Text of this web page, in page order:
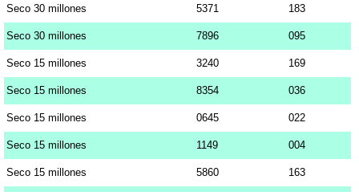
Seco 30 millones 5371 183
Seco 30 millones 7896 095
Seco 15 millones 3240 169
Seco 15 millones 8354 036
Seco 15 millones 0645 022
Seco 15 millones 1149 004
Seco 15 millones 5860 163